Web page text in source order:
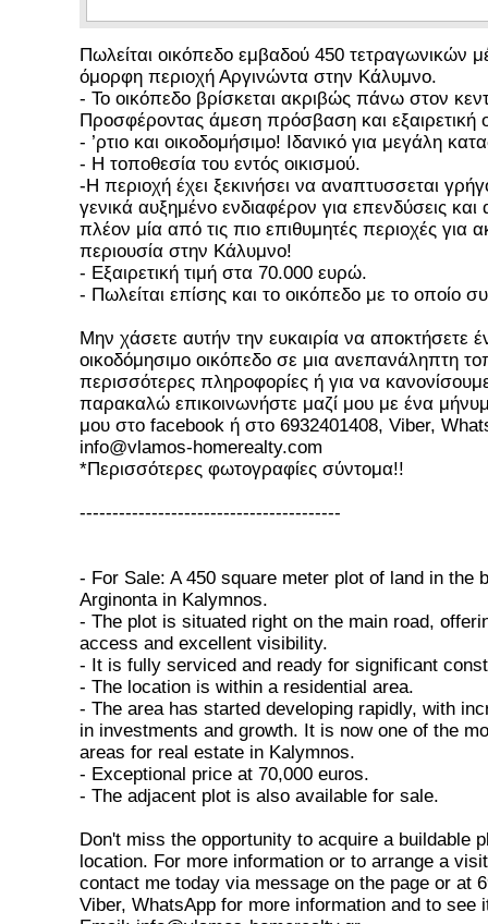
Πωλείται οικόπεδο εμβαδού 450 τετραγωνικών
όμορφη περιοχή Αργινώντα στην Κάλυμνο.
- Το οικόπεδο βρίσκεται ακριβώς πάνω στον
Προσφέροντας άμεση πρόσβαση και εξαιρετική
- ’ρτιο και οικοδομήσιμο! Ιδανικό για μεγάλη
- Η τοποθεσία του εντός οικισμού.
-Η περιοχή έχει ξεκινήσει να αναπτυσσεται
γενικά αυξημένο ενδιαφέρον για επενδύσεις και
πλέον μία από τις πιο επιθυμητές περιοχές για
περιουσία στην Κάλυμνο!
- Εξαιρετική τιμή στα 70.000 ευρώ.
- Πωλείται επίσης και το οικόπεδο με το οποίο
Μην χάσετε αυτήν την ευκαιρία να αποκτήσετε
οικοδόμησιμο οικόπεδο σε μια ανεπανάληπτη
περισσότερες πληροφορίες ή για να
παρακαλώ επικοινωνήστε μαζί μου με ένα
μου στο facebook ή στο 6932401408, Viber,
info@vlamos-homerealty.com
*Περισσότερες φωτογραφίες σύντομα!!
----------------------------------------
- For Sale: A 450 square meter plot of land in the
Arginonta in Kalymnos.
- The plot is situated right on the main road,
access and excellent visibility.
- It is fully serviced and ready for significant
- The location is within a residential area.
- The area has started developing rapidly, with
in investments and growth. It is now one of the
areas for real estate in Kalymnos.
- Exceptional price at 70,000 euros.
- The adjacent plot is also available for sale.
Don't miss the opportunity to acquire a buildable
location. For more information or to arrange a
contact me today via message on the page or at
Viber, WhatsApp for more information and to see